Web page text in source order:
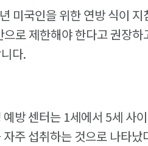
미국인을 위한 연방 식이
로 제한해야 한다고 권장
다.
방 센터는 1세에서 5세 사
자주 섭취하는 것으로 나타